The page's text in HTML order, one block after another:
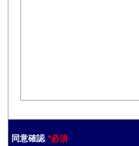
同意確認 *必須